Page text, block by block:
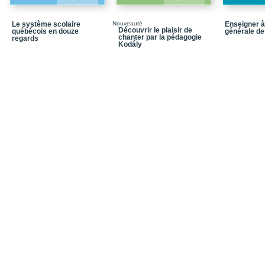
Notices biographiques
Le système scolaire
québécois en douze
regards
Nouveauté
Découvrir le plaisir de
chanter par la pédagogie
Kodály
Enseigner
générale